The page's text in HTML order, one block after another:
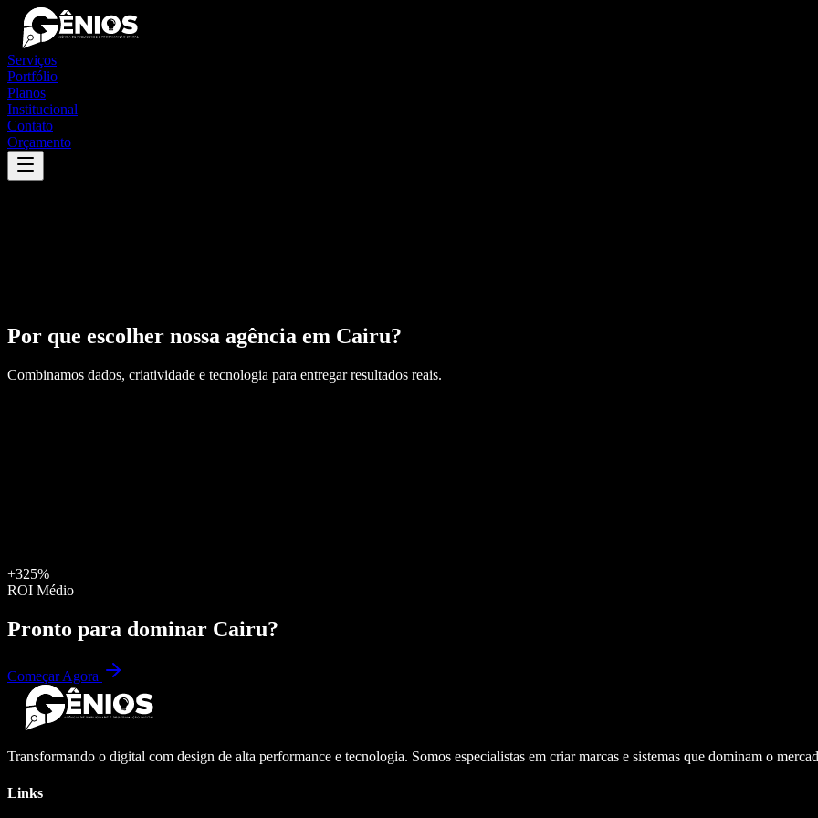
Serviços
Portfólio
Planos
Institucional
Contato
Orçamento
Por que escolher nossa agência em Cairu?
Combinamos dados, criatividade e tecnologia para entregar resultados reais.
+325%
ROI Médio
Pronto para dominar Cairu?
Começar Agora
Transformando o digital com design de alta performance e tecnologia. Somos especialistas em criar marcas e sistemas que dominam o
Links